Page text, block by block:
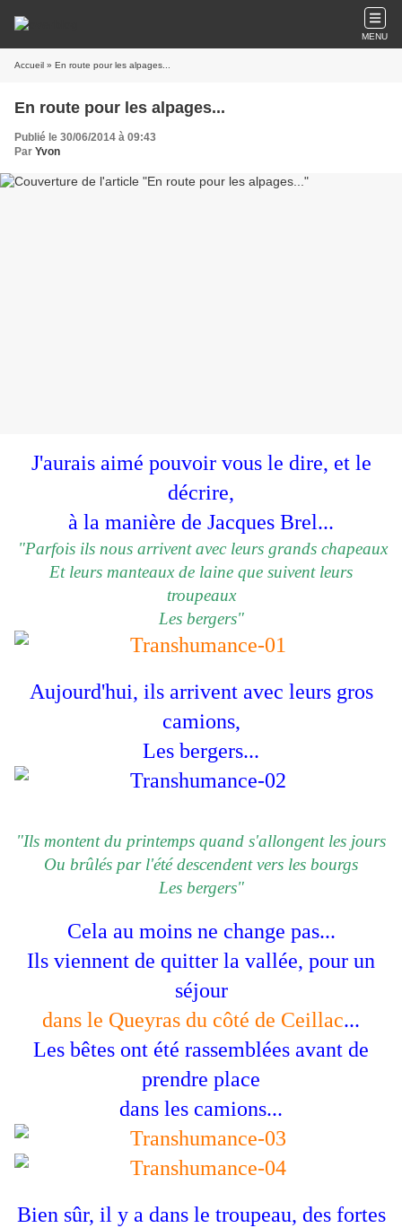
MENU
Accueil » En route pour les alpages...
En route pour les alpages...
Publié le 30/06/2014 à 09:43
Par Yvon
J'aurais aimé pouvoir vous le dire, et le
décrire,
à la manière de Jacques Brel...
"Parfois ils nous arrivent avec leurs grands chapeaux
Et leurs manteaux de laine que suivent leurs
troupeaux
Les bergers"
Aujourd'hui, ils arrivent avec leurs gros
camions,
Les bergers...
"Ils montent du printemps quand s'allongent les jours
Ou brûlés par l'été descendent vers les bourgs
Les bergers"
Cela au moins ne change pas...
Ils viennent de quitter la vallée, pour un
séjour
dans le Queyras du côté de Ceillac...
Les bêtes ont été rassemblées avant de
prendre place
dans les camions...
Bien sûr, il y a dans le troupeau, des fortes